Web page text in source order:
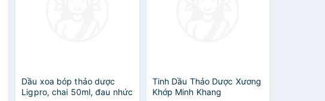
Dầu xoa bóp thảo dược
Ligpro, chai 50ml, đau nhức
Tinh Dầu Thảo Dược Xương
Khớp Minh Khang